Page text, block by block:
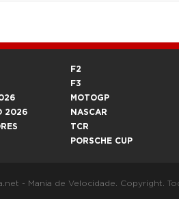
2026
F2
F3
MOTOGP
NASCAR
TCR
PORSCHE CUP
- Mania de Velocidade. Copyright.